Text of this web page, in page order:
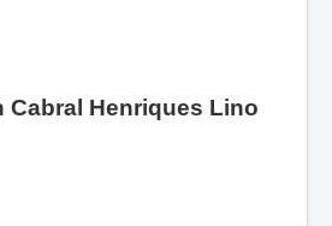
Cabral Henriques Lino